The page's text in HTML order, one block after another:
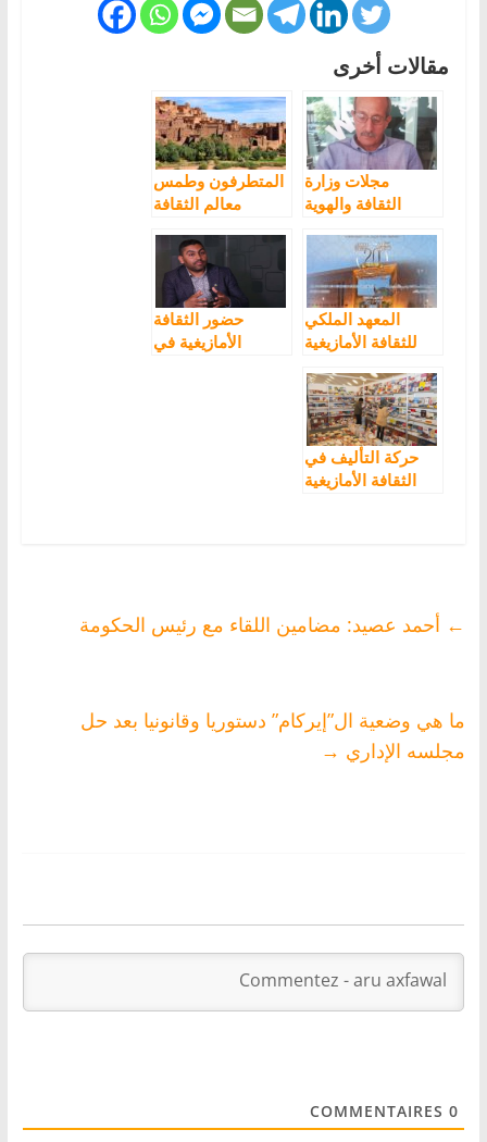
مقالات أخرى
مجلات وزارة
الثقافة والهوية
القومي بالمغرب
غير جلده فقط
المتطرفون وطمس
معالم الثقافة
المغرب
المعهد الملكي
للثقافة الأمازيغية
بجائزة الثقافة
الأمازيغية
حضور الثقافة
الأمازيغية في
حركة التأليف في
الثقافة الأمازيغية
← أحمد عصيد: مضامين اللقاء مع رئيس الحكومة
ما هي وضعية ال”إيركام” دستوريا وقانونيا بعد حل
مجلسه الإداري →
0
COMMENTAIRES